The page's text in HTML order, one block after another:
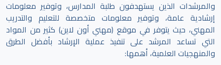
والمرشدات الذين يستهدفون طلبة المدارس، وتوفير معلومات
إرشادية عامة، وتوفير معلومات متخصصة للتعليم والتدريب
المهني، حيث يتوفر في موقع (مهني أون لاين) كثير من المواد
التي تساعد المرشد على تنفيذ عملية الإرشاد بأفضل الطرق
والمنهجيات العلمية، أهمها: